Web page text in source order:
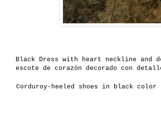
Black Dress with heart neckline and
escote de corazón decorado con
Corduroy-heeled shoes in black color